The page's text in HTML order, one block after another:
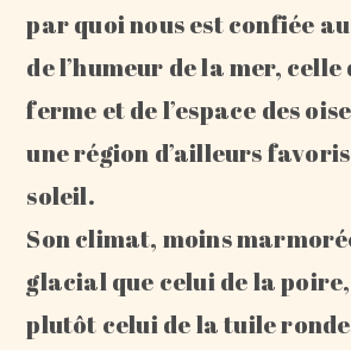
par quoi nous est confiée
de l’humeur de la mer,
ferme et de l’espace des
une région d’ailleurs
soleil.
Son climat, moins
glacial que celui de la
plutôt celui de la tuile